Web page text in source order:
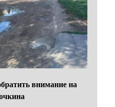
внимание на